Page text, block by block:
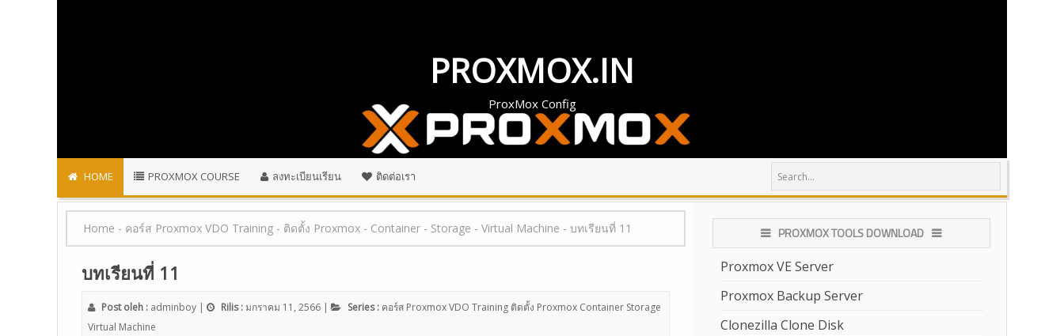
PROXMOX.IN
ProxMox Config
HOME PROXMOX COURSE ลงทะเบียนเรียน ติดต่อเรา
Home - คอร์ส Proxmox VDO Training - ติดตั้ง Proxmox - Container - Storage - Virtual Machine - บทเรียนที่ 11
บทเรียนที่ 11
Post oleh : adminboy | Rilis :มกราคม 11, 2566 | Series : คอร์ส Proxmox VDO Training ติดตั้ง Proxmox Container Storage
Virtual Machine
PROXMOX TOOLS DOWNLOAD
Proxmox VE Server
Proxmox Backup Server
Clonezilla Clone Disk